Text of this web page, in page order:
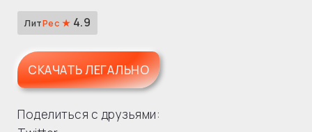
ЛитРес ★ 4.9
СКАЧАТЬ ЛЕГАЛЬНО
Поделиться с друзьями: